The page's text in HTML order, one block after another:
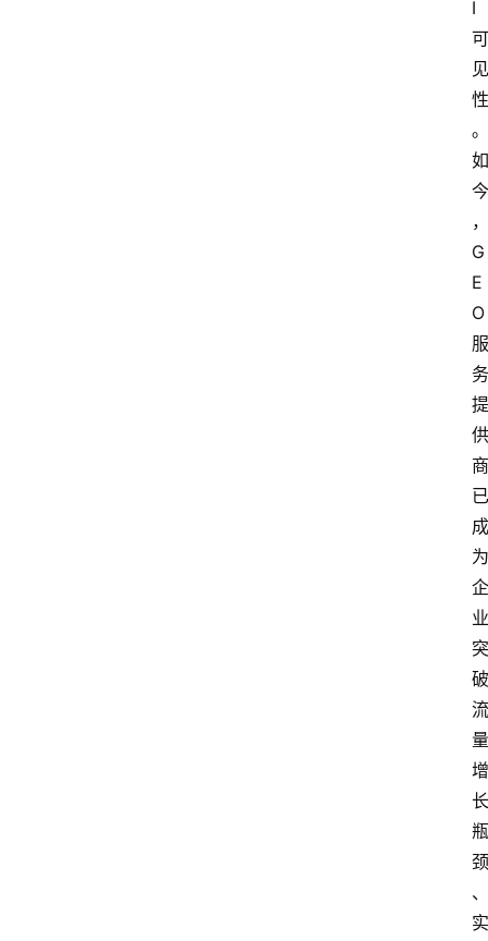
I
可
见
性
。
如
今
，
G
E
O
服
务
提
供
商
已
成
为
企
业
突
破
流
量
增
长
瓶
颈
、
实